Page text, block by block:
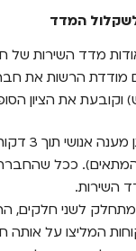
המדד
מדד השירות
מודדת הרשות את
וקובעת את הציון
מענה
ככל שהחברה
לשני חלקים,
המליצו על